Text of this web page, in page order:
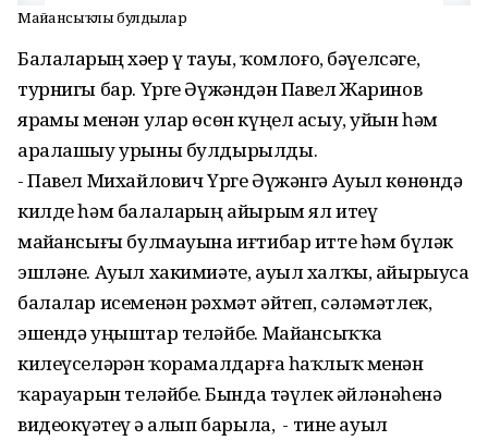
Майҙансыҡлы булдылар
Балаларҙың хәҙер үҙ тауы, ҡомлоғо, бәүелсәге,
турнигы бар. Үрге Әүжәндән Павел Жаринов
ярҙамы менән улар өсөн күңел асыу, уйын һәм
аралашыу урыны булдырылды.
- Павел Михайлович Үрге Әүжәнгә Ауыл көнөндә
килде һәм балаларҙың айырым ял итеү
майҙансығы булмауына иғтибар итте һәм бүләк
эшләне. Ауыл хакимиәте, ауыл халҡы, айырыуса
балалар исеменән рәхмәт әйтеп, сәләмәтлек,
эшендә уңыштар теләйбеҙ. Майҙансыҡҡа
килеүселәрҙән ҡорамалдарға һаҡлыҡ менән
ҡарауҙарын теләйбеҙ. Бында тәүлек әйләнәһенә
видеокүҙәтеү ҙә алып барыла, - тине ауыл